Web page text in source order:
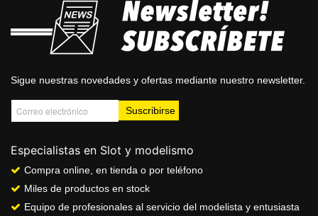
Sigue nuestras novedades y ofertas mediante nuestro newsletter.
Especialistas en Slot y modelismo
Compra online, en tienda o por teléfono
Miles de productos en stock
Equipo de profesionales al servicio del modelista y entusiasta